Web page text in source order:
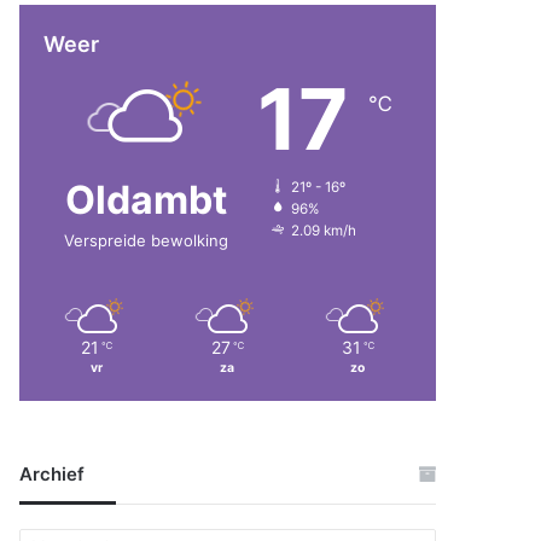
Weer
Oldambt
Verspreide bewolking
17 ℃
21º - 16º
96%
2.09 km/h
21 ℃
vr
27 ℃
za
31 ℃
zo
Archief